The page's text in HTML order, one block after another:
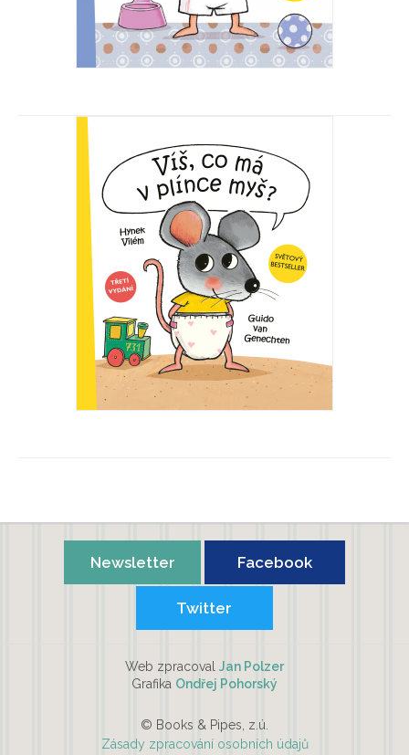
Newsletter Facebook
Twitter
Web zpracoval Jan Polzer
Grafika Ondřej Pohorský
© Books & Pipes, z.ú.
Zásady zpracování osobních údajů